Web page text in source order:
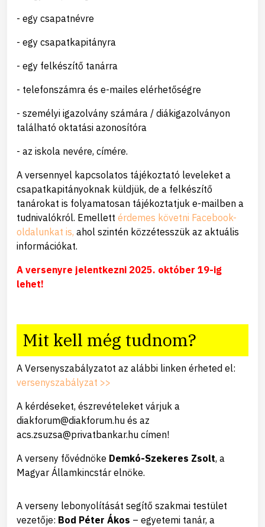
- egy csapatnévre
- egy csapatkapitányra
- egy felkészítő tanárra
- telefonszámra és e-mailes elérhetőségre
- személyi igazolvány számára / diákigazolványon
található oktatási azonosítóra
- az iskola nevére, címére.
A versennyel kapcsolatos tájékoztató leveleket a
csapatkapitányoknak küldjük, de a felkészítő
tanárokat is folyamatosan tájékoztatjuk e-mailben a
tudnivalókról. Emellett érdemes követni Facebook-
oldalunkat is, ahol szintén közzétesszük az aktuális
információkat.
A versenyre jelentkezni 2025. október 19-ig
lehet!
Mit kell még tudnom?
A Versenyszabályzatot az alábbi linken érheted el:
versenyszabályzat >>
A kérdéseket, észrevételeket várjuk a
diakforum@diakforum.hu és az
acs.zsuzsa@privatbankar.hu címen!
A verseny fővédnöke Demkó-Szekeres Zsolt, a
Magyar Államkincstár elnöke.
A verseny lebonyolítását segítő szakmai testület
vezetője: Bod Péter Ákos – egyetemi tanár, a